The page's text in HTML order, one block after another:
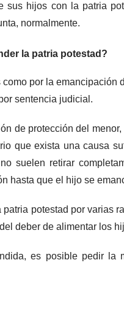
sus hijos con la patria
normalmente.
la patria potestad?
por la
sentencia judicial.
de protección del
que exista una causa
suelen retirar
hasta que el hijo se
potestad por varias
deber de alimentar los
es posible pedir